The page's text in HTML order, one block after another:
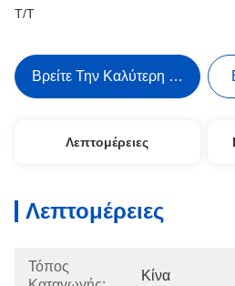
T/T
Βρείτε Την Καλύτερη Τιμή
Λεπτομέρειες
Λεπτομέρειες
Τόπος
Κίνα